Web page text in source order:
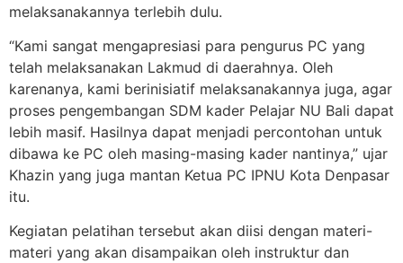
melaksanakannya terlebih dulu.
“Kami sangat mengapresiasi para pengurus PC yang
telah melaksanakan Lakmud di daerahnya. Oleh
karenanya, kami berinisiatif melaksanakannya juga, agar
proses pengembangan SDM kader Pelajar NU Bali dapat
lebih masif. Hasilnya dapat menjadi percontohan untuk
dibawa ke PC oleh masing-masing kader nantinya,” ujar
Khazin yang juga mantan Ketua PC IPNU Kota Denpasar
itu.
Kegiatan pelatihan tersebut akan diisi dengan materi-
materi yang akan disampaikan oleh instruktur dan